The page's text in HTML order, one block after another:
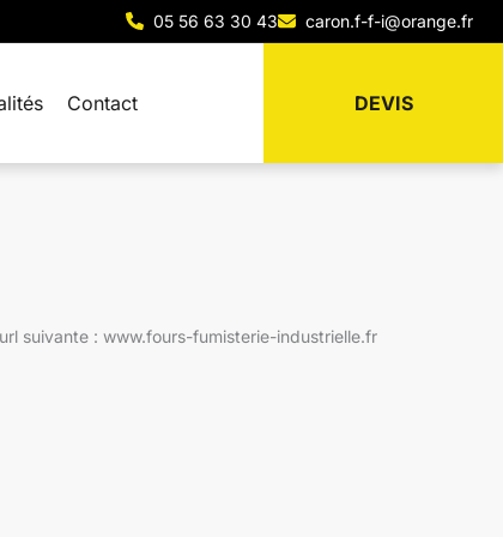
05 56 63 30 43 caron.f-f-i@orange.fr
Contact DEVIS
suivante : www.fours-fumisterie-industrielle.fr